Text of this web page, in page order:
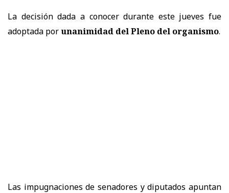
La decisión dada a conocer durante este jueves fue
adoptada porunanimidad del Pleno del organismo.
Las impugnaciones de senadores y diputados apuntan